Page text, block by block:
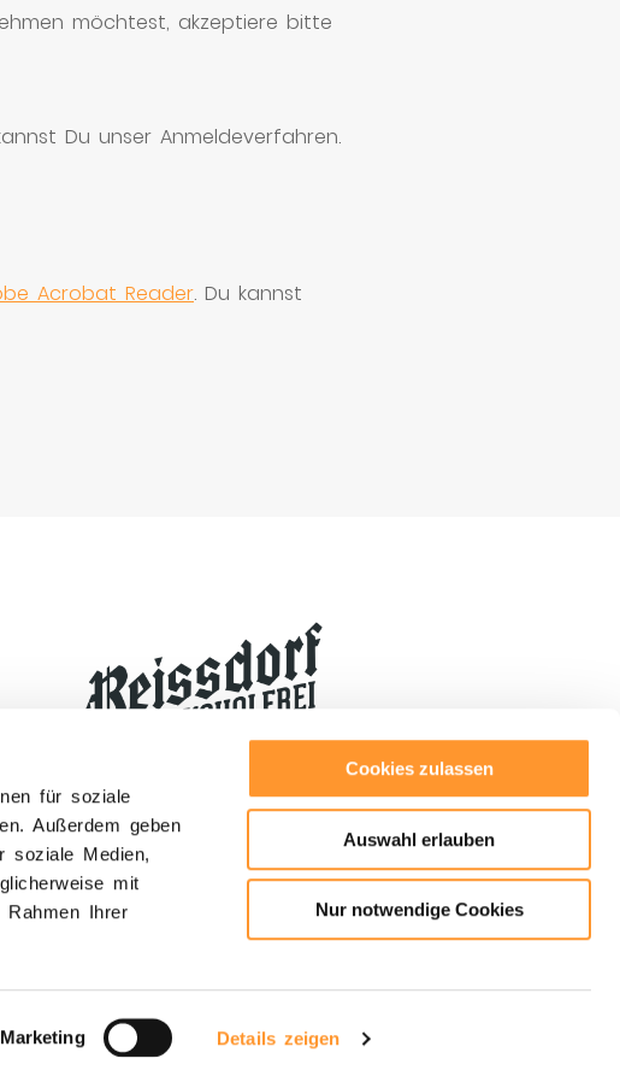
für soziale
Außerdem geben
soziale Medien,
mit
Ihrer
Marketing Details zeigen
Cookies zulassen
Auswahl erlauben
Nur notwendige Cookies
möchtest, akzeptiere bitte
Du unser Anmeldeverfahren.
Acrobat Reader. Du kannst